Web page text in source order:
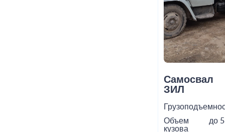
Самосвал
ЗИЛ
Объем
кузова
до